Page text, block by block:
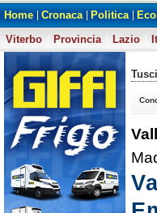
Home Cronaca Politica
Viterbo
Provincia Lazio